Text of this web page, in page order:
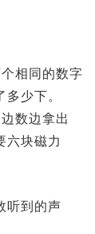
相同的数字
多少下。
数边拿出
六块磁力
听到的声